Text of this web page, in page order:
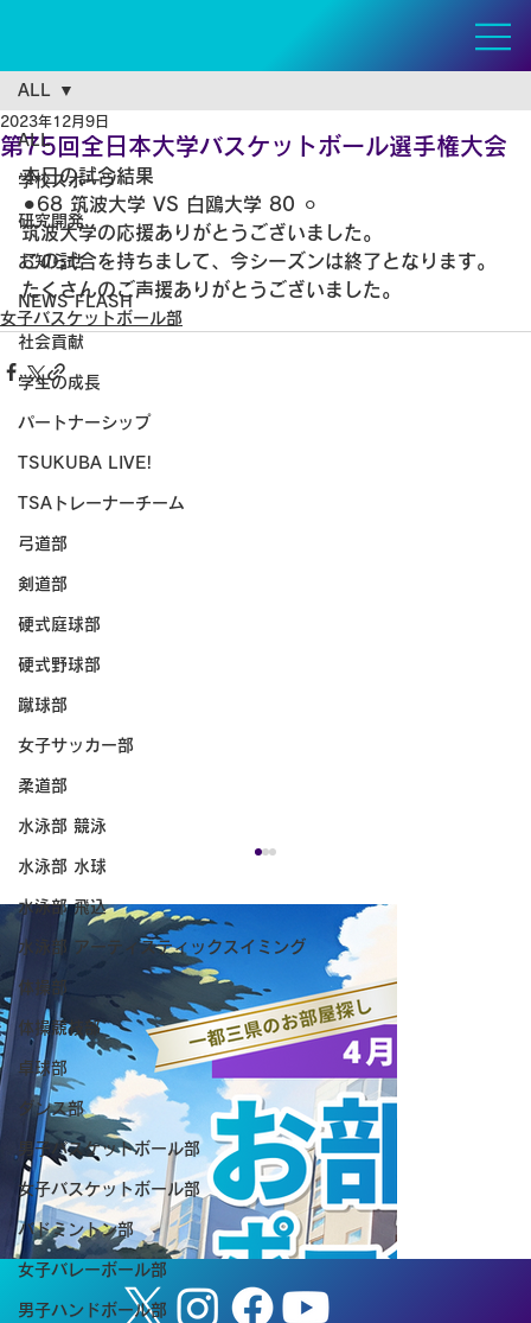
ALL
学校スポーツ
研究開発
お知らせ
NEWS FLASH
社会貢献
学生の成長
パートナーシップ
TSUKUBA LIVE!
TSAトレーナーチーム
弓道部
剣道部
硬式庭球部
硬式野球部
蹴球部
女子サッカー部
柔道部
水泳部 競泳
水泳部 水球
水泳部 飛込
水泳部 アーティスティックスイミング
体操部
体操競技部
卓球部
ダンス部
男子バスケットボール部
女子バスケットボール部
バドミントン部
女子バレーボール部
男子ハンドボール部
ALL
第75回全日本大学バスケットボール選手権大会
2023年12月9日
本日の試合結果
⚫︎68 筑波大学 VS 白鴎大学 80 ⚪︎
筑波大学の応援ありがとうございました。
この試合を持ちまして、今シーズンは終了となります。
たくさんのご声援ありがとうございました。
女子バスケットボール部
【お知らせ】8/8（土） 筑波大学ホーム
ゲーム「TSUKUBA LIVE! Presented by
SMBC」（女子バスケットボール）を開
催します